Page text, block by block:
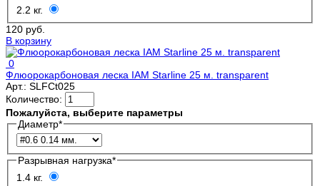
2.2 кг.
120 руб.
В корзину
0
Флюорокарбоновая леска IAM Starline 25 м. transparent
Арт.: SLFCt025
Количество:
Пожалуйста, выберите параметры
Диаметр*
Разрывная нагрузка*
1.4 кг.